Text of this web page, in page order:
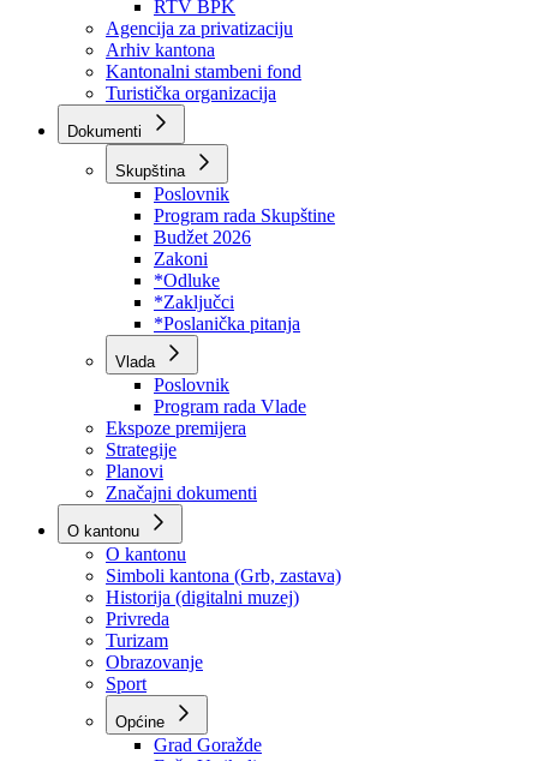
Javna preduzeća
BPK šume
RTV BPK
Agencija za privatizaciju
Arhiv kantona
Kantonalni stambeni fond
Turistička organizacija
Dokumenti
Skupština
Poslovnik
Program rada Skupštine
Budžet 2026
Zakoni
*Odluke
*Zaključci
*Poslanička pitanja
Vlada
Poslovnik
Program rada Vlade
Ekspoze premijera
Strategije
Planovi
Značajni dokumenti
O kantonu
O kantonu
Simboli kantona (Grb, zastava)
Historija (digitalni muzej)
Privreda
Turizam
Obrazovanje
Sport